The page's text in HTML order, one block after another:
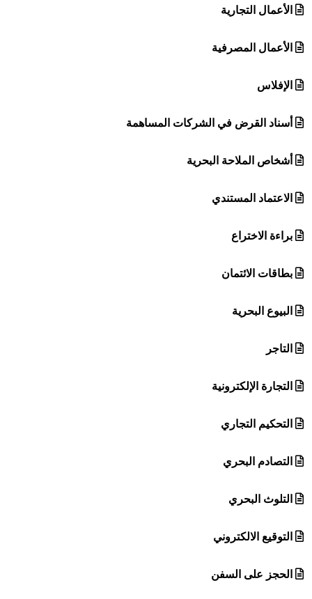
الأعمال التجارية
الأعمال المصرفية
الإفلاس
أسناد القرض في الشركات المساهمة
أشخاص الملاحة البحرية
الاعتماد المستندي
براءة الاختراع
بطاقات الائتمان
البيوع البحرية
التاجر
التجارة الإلكترونية
التحكيم التجاري
التصادم البحري
التلوث البحري
التوقيع الالكتروني
الحجز على السفن